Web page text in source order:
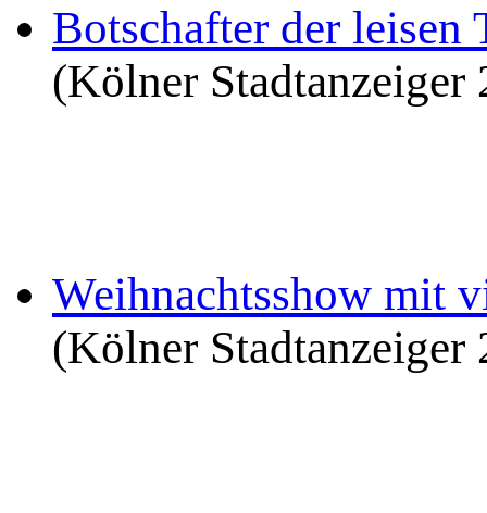
Botschafter der leisen
(Kölner Stadtanzeiger
Weihnachtsshow mit
(Kölner Stadtanzeiger